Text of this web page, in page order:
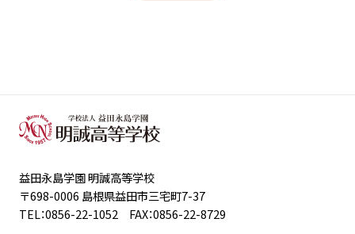
益田永島学園 明誠高等学校
〒698-0006 島根県益田市三宅町7-37
TEL：0856-22-1052 FAX：0856-22-8729